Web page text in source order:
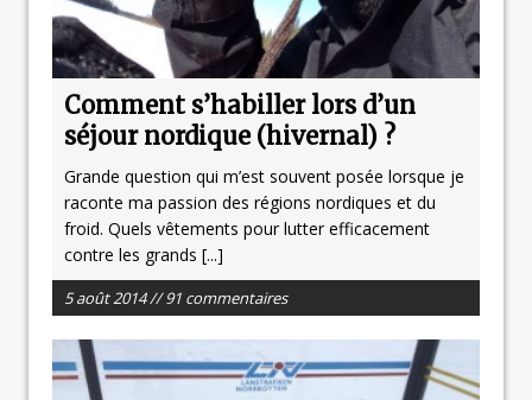
Comment s’habiller lors d’un
séjour nordique (hivernal) ?
Grande question qui m’est souvent posée lorsque je
raconte ma passion des régions nordiques et du
froid. Quels vêtements pour lutter efficacement
contre les grands [...]
5 août 2014 // 91 commentaires